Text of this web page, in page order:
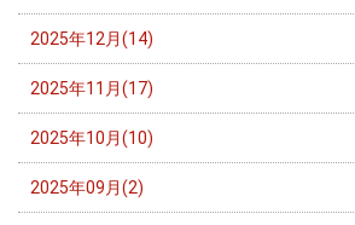
2025年12月(14)
2025年11月(17)
2025年10月(10)
2025年09月(2)